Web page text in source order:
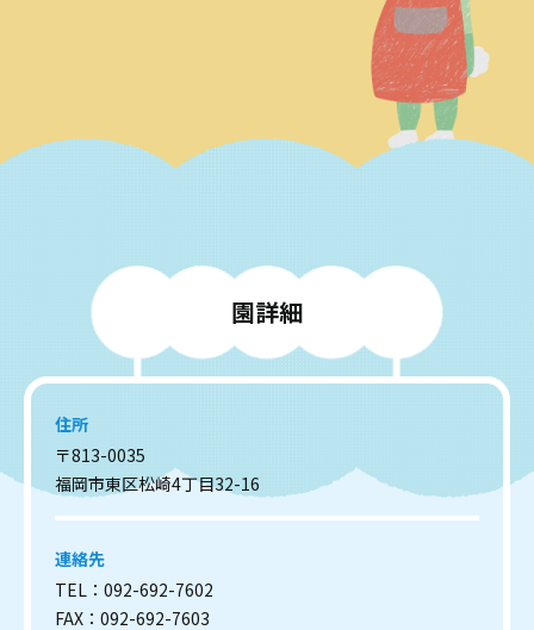
園詳細
住所
〒813-0035
福岡市東区松崎4丁目32-16
連絡先
TEL：092-692-7602
FAX：092-692-7603